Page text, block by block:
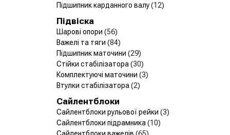
Підшипник карданного валу(12)
Підвіска
Шарові опори (56)
Важелі та тяги (84)
Підшипник маточини (29)
Стійки стабілізатора (30)
Комплектуючі маточини (3)
Втулки стабілізатора (2)
Сайлентблоки
Сайлентблоки рульової рейки (3)
Сайлентблоки підрамника (10)